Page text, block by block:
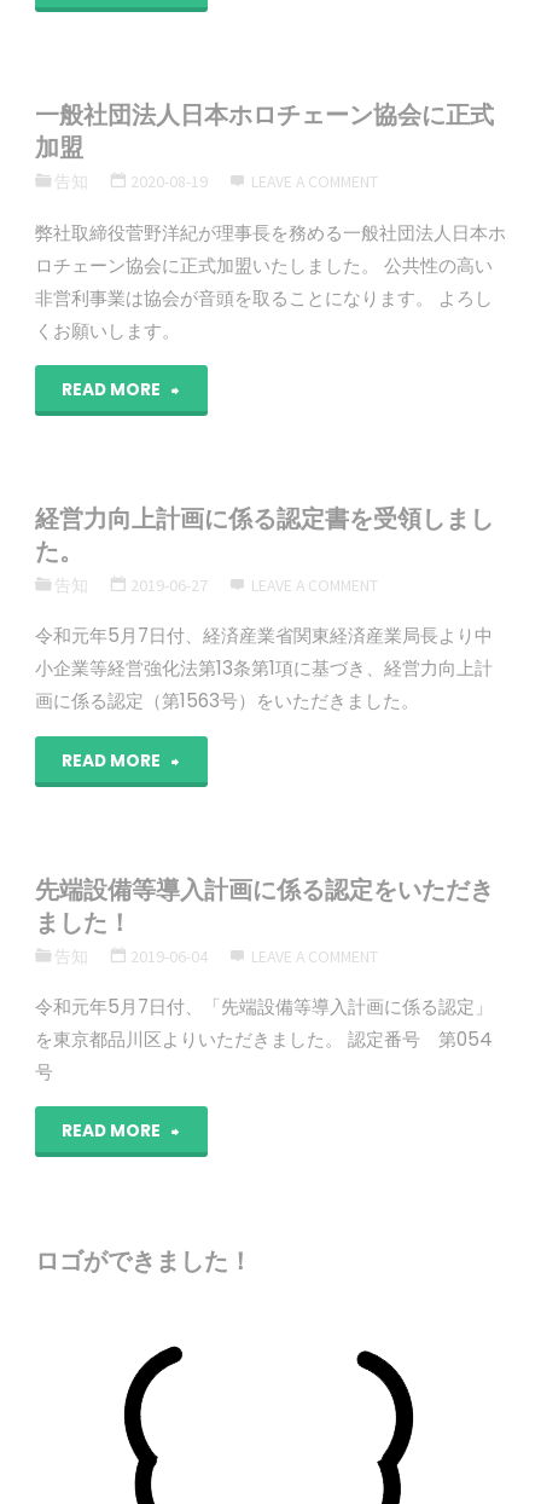
い
し
ま
一般社団法人日本ホロチェーン協会に正式
加盟
告知 2020-08-19 LEAVE A COMMENT
弊社取締役菅野洋紀が理事長を務める一般社団法人日本ホ
ロチェーン協会に正式加盟いたしました。 公共性の高い
非営利事業は協会が音頭を取ることになります。 よろし
くお願いします。
READ MORE
"一
法
人
日
本
ホ
チ
ェ
ー
ン
会
正
加
経営力向上計画に係る認定書を受領しまし
た。
告知 2019-06-27 LEAVE A COMMENT
令和元年5月7日付、経済産業省関東経済産業局長より中
小企業等経営強化法第13条第1項に基づき、経営力向上計
画に係る認定（第1563号）をいただきました。
READ MORE
"経
上
計
に
係
認
書
先端設備等導入計画に係る認定をいただき
ました！
告知 2019-06-04 LEAVE A COMMENT
令和元年5月7日付、「先端設備等導入計画に係る認定」
を東京都品川区よりいただきました。 認定番号 第054
号
READ MORE
"先
ロゴができました！